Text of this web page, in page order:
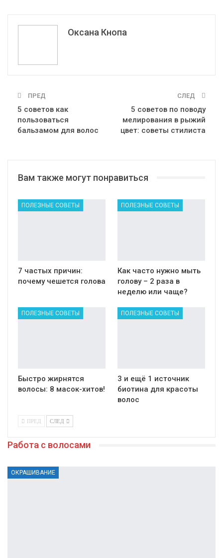
Оксана Кнопа
ПРЕД
5 советов как
пользоваться
бальзамом для волос
СЛЕД
5 советов по поводу
мелирования в рыжий
цвет: советы стилиста
Вам также могут понравиться
ПОЛЕЗНЫЕ СОВЕТЫ
7 частых причин:
почему чешется голова
ПОЛЕЗНЫЕ СОВЕТЫ
Как часто нужно мыть
голову – 2 раза в
неделю или чаще?
ПОЛЕЗНЫЕ СОВЕТЫ
Быстро жирнятся
волосы: 8 масок-хитов!
ПОЛЕЗНЫЕ СОВЕТЫ
3 и ещё 1 источник
биотина для красоты
волос
ПРЕД СЛЕД
Работа с волосами
ОКРАШИВАНИЕ